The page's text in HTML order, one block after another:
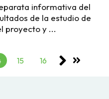
informativa del
de la estudio de
proyecto y ...
15 16